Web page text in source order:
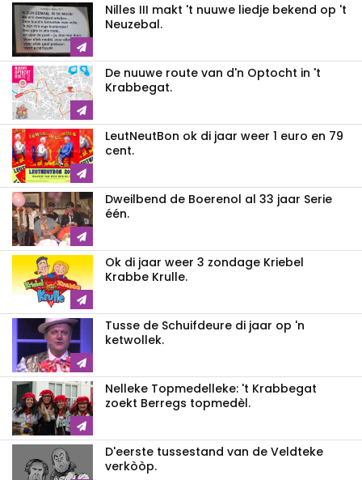
Nilles III makt 't nuuwe liedje bekend op 't
Neuzebal.
De nuuwe route van d'n Optocht in 't
Krabbegat.
LeutNeutBon ok di jaar weer 1 euro en 79
cent.
Dweilbend de Boerenol al 33 jaar Serie
één.
Ok di jaar weer 3 zondage Kriebel
Krabbe Krulle.
Tusse de Schuifdeure di jaar op 'n
ketwollek.
Nelleke Topmedelleke: 't Krabbegat
zoekt Berregs topmedèl.
D'eerste tussestand van de Veldteke
verkòòp.